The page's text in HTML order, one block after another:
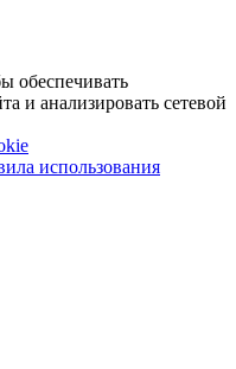
обеспечивать
и анализировать сетевой
использования